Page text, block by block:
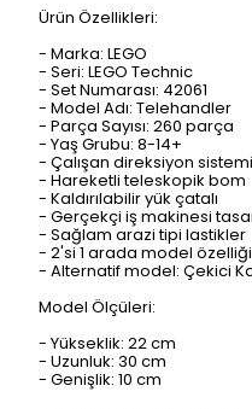
Ürün Özellikleri:
- Marka: LEGO
- Seri: LEGO Technic
- Set Numarası: 42061
- Model Adı: Telehandler
- Parça Sayısı: 260 parça
- Yaş Grubu: 8-14+
- Çalışan direksiyon sistemi
- Hareketli teleskopik bom
- Kaldırılabilir yük çatalı
- Gerçekçi iş makinesi
- Sağlam arazi tipi lastikler
- 2'si 1 arada model özelliği
- Alternatif model: Çekici
Model Ölçüleri:
- Yükseklik: 22 cm
- Uzunluk: 30 cm
- Genişlik: 10 cm